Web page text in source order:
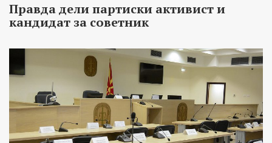
Правда дели партиски активист и
кандидат за советник